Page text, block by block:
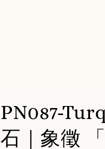
PN087-
石｜象徵